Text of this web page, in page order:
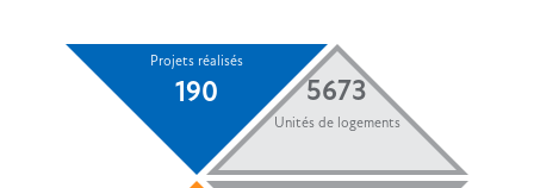
190
Projets réalisés
5673
Unités de logements